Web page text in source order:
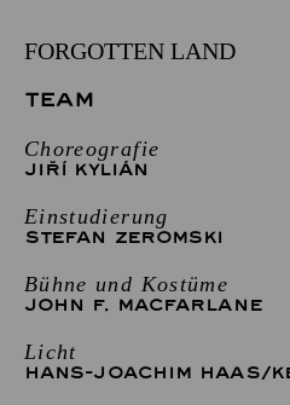
FORGOTTEN LAND
TEAM
Choreografie
JIŘÍ KYLIÁN
Einstudierung
STEFAN ZEROMSKI
Bühne und Kostüme
JOHN F. MACFARLANE
Licht
HANS-JOACHIM HAAS/